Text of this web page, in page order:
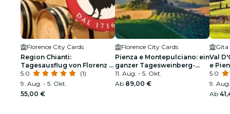
Florence City Cards
Region Chianti:
Tagesausflug von Florenz +
Weinbergtour
5.0
(1)
9. Aug. - 5. Okt.
55,00 €
Florence City Cards
Pienza e Montepulciano: ein
ganzer Tagesweinberg-
Tour von Florenz
11. Aug. - 5. Okt.
Ab 89,00 €
Val
e
von
5.0
9.
Ab